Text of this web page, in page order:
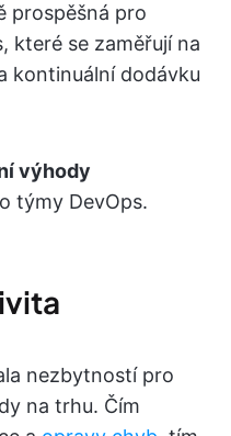
prospěšná pro
které se zaměřují na
kontinuální dodávku
výhody
týmy DevOps.
nezbytností pro
na trhu. Čím